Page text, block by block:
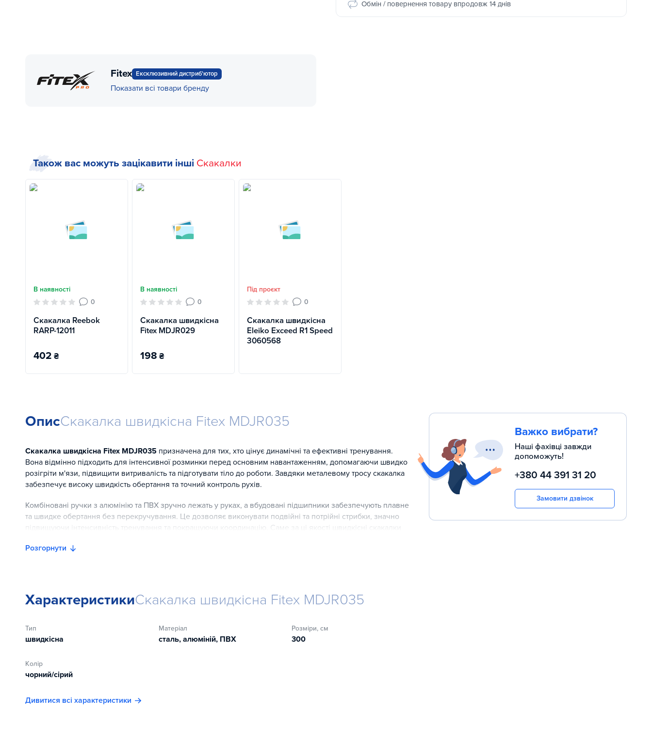
Fitex Ексклюзивний дистриб'ютор
Показати всі товари бренду
Обмін / повернення товару впродовж 14 днів
Також вас можуть зацікавити інші Скакалки
В наявності
0
Скакалка Reebok
RARP-12011
402 ₴
В наявності
0
Скакалка швидкісна
Fitex MDJR029
198 ₴
Під проєкт
0
Скакалка швидкісна
Eleiko Exceed R1 Speed
3060568
ОписСкакалка швидкісна Fitex MDJR035
Скакалка швидкісна Fitex MDJR035 призначена для тих, хто цінує динамічні та ефективні тренування.
Вона відмінно підходить для інтенсивної розминки перед основним навантаженням, допомагаючи швидко
розігріти м'язи, підвищити витривалість та підготувати тіло до роботи. Завдяки металевому тросу скакалка
забезпечує високу швидкість обертання та точний контроль рухів.
Комбіновані ручки з алюмінію та ПВХ зручно лежать у руках, а вбудовані підшипники забезпечують плавне
та швидке обертання без перекручування. Це дозволяє виконувати подвійні та потрійні стрибки, значно
підвищуючи інтенсивність тренування та покращуючи координацію. Саме за ці якості швидкісні скакалки
Розгорнути
ХарактеристикиСкакалка швидкісна Fitex MDJR035
Тип
швидкісна
Матеріал
сталь, алюміній, ПВХ
Розміри, см
300
Колір
чорний/сірий
Дивитися всі характеристики
Важко вибрати?
Наші фахівці завжди
допоможуть!
+380 44 391 31 20
Замовити дзвінок